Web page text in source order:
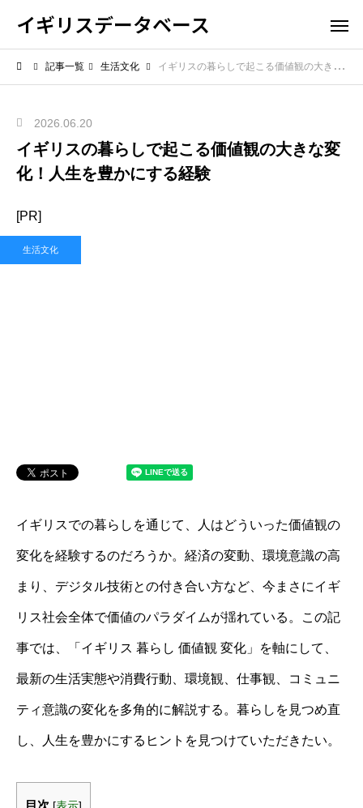
イギリスデータベース
記事一覧 生活文化 イギリスの暮らしで起こる価値観の大きな変化！人生を豊かにする経験
2026.06.20
イギリスの暮らしで起こる価値観の大きな変
化！人生を豊かにする経験
[PR]
生活文化
イギリスでの暮らしを通じて、人はどういった価値観の
変化を経験するのだろうか。経済の変動、環境意識の高
まり、デジタル技術との付き合い方など、今まさにイギ
リス社会全体で価値のパラダイムが揺れている。この記
事では、「イギリス 暮らし 価値観 変化」を軸にして、
最新の生活実態や消費行動、環境観、仕事観、コミュニ
ティ意識の変化を多角的に解説する。暮らしを見つめ直
し、人生を豊かにするヒントを見つけていただきたい。
目次